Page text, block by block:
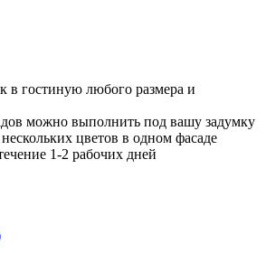
в гостиную любого размера и
можно выполнить под вашу задумку
цветов в одном фасаде
1-2 рабочих дней